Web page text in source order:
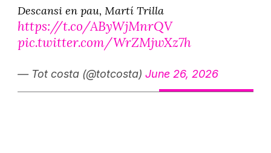
Descansi en pau, Martí Trilla
https://t.co/AByWjMnrQV
pic.twitter.com/WrZMjwXz7h
— Tot costa (@totcosta) June 26, 2026